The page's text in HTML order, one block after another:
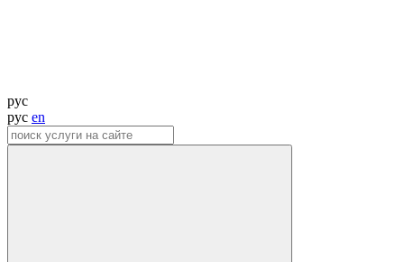
рус
рус en